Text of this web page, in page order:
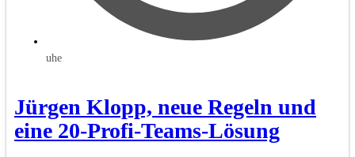
uhe
Jürgen Klopp, neue Regeln und
eine 20-Profi-Teams-Lösung